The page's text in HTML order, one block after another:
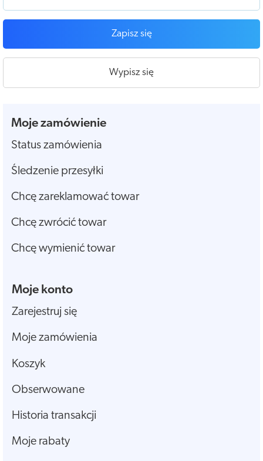
Zapisz się
Wypisz się
Moje zamówienie
Status zamówienia
Śledzenie przesyłki
Chcę zareklamować towar
Chcę zwrócić towar
Chcę wymienić towar
Moje konto
Zarejestruj się
Moje zamówienia
Koszyk
Obserwowane
Historia transakcji
Moje rabaty